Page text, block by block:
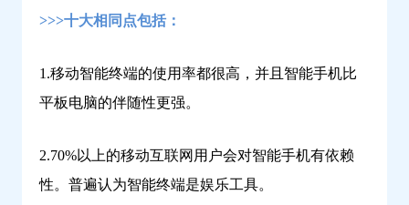
>>>十大相同点包括：
1.移动智能终端的使用率都很高，并且智能手机比
平板电脑的伴随性更强。
2.70%以上的移动互联网用户会对智能手机有依赖
性。普遍认为智能终端是娱乐工具。